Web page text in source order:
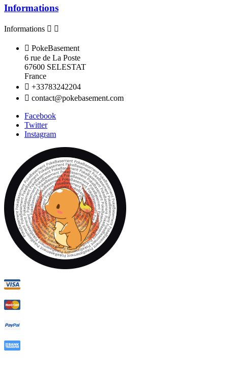
Informations
Informations  
 PokeBasement
6 rue de La Poste
67600 SELESTAT
France
 +33783242204
 contact@pokebasement.com
Facebook
Twitter
Instagram